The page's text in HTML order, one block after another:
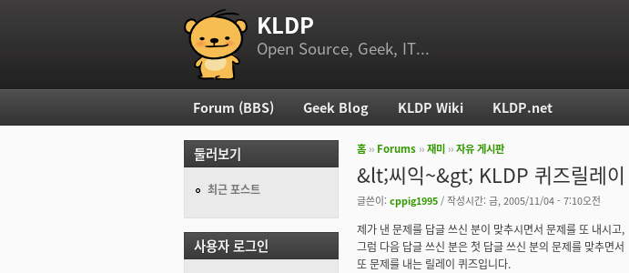
부 메뉴 KLDP
Open Source, Geek, IT...
현재 위치
홈 ›› Forums ››재미 ››자유 게시판
&lt;씨익~&gt; KLDP 퀴즈릴레이
글쓴이: cppig1995 / 작성시간: 금, 2005/11/04 - 7:10오전
제가 낸 문제를 답글 쓰신 분이 맞추시면서 문제를 또 내시고,
그럼 다음 답글 쓰신 분은 첫 답글 쓰신 분의 문제를 맞추면서
또 문제를 내는 릴레이 퀴즈입니다.
주 메뉴
Forum (BBS) Geek Blog KLDP Wiki KLDP.net
둘러보기
최근 포스트
사용자 로그인